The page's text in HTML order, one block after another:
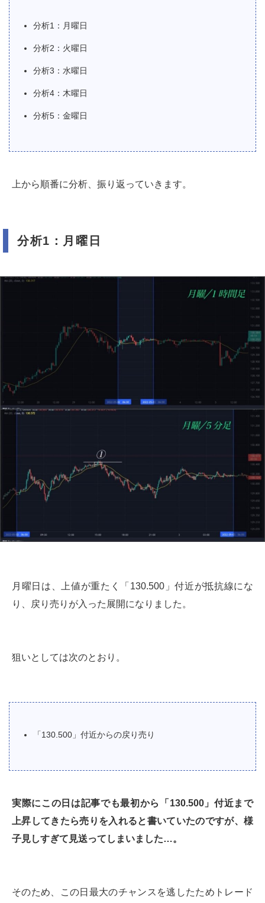
分析1：月曜日
分析2：火曜日
分析3：水曜日
分析4：木曜日
分析5：金曜日
上から順番に分析、振り返っていきます。
分析1：月曜日
月曜日は、上値が重たく「130.500」付近が抵抗線にな
り、戻り売りが入った展開になりました。
狙いとしては次のとおり。
「130.500」付近からの戻り売り
実際にこの日は記事でも最初から「130.500」付近まで
上昇してきたら売りを入れると書いていたのですが、様
子見しすぎて見送ってしまいました…。
そのため、この日最大のチャンスを逃したためトレード